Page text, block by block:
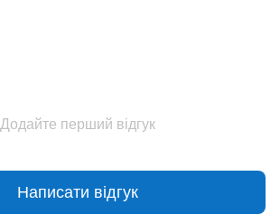
Додайте перший відгук
Написати відгук